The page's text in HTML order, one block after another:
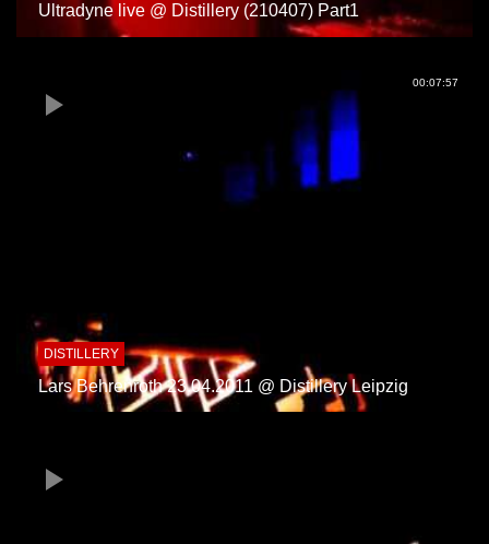
Ultradyne live @ Distillery (210407) Part1
00:07:57
DISTILLERY
Lars Behrenroth 23.04.2011 @ Distillery Leipzig